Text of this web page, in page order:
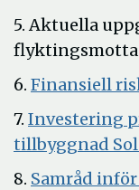
5. Aktuella
6. Finansiell
7. Investering
tillbyggnad
8. Samråd